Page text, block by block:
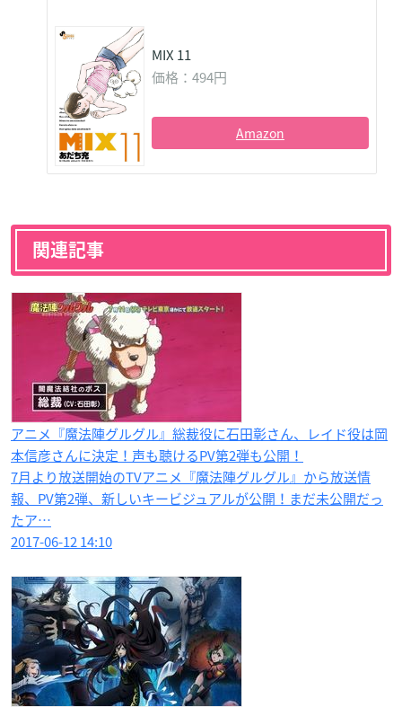
MIX 11
価格：494円
Amazon
関連記事
アニメ『魔法陣グルグル』総裁役に石田彰さん、レイド役は岡
本信彦さんに決定！声も聴けるPV第2弾も公開！
7月より放送開始のTVアニメ『魔法陣グルグル』から放送情
報、PV第2弾、新しいキービジュアルが公開！まだ未公開だっ
たア…
2017-06-12 14:10